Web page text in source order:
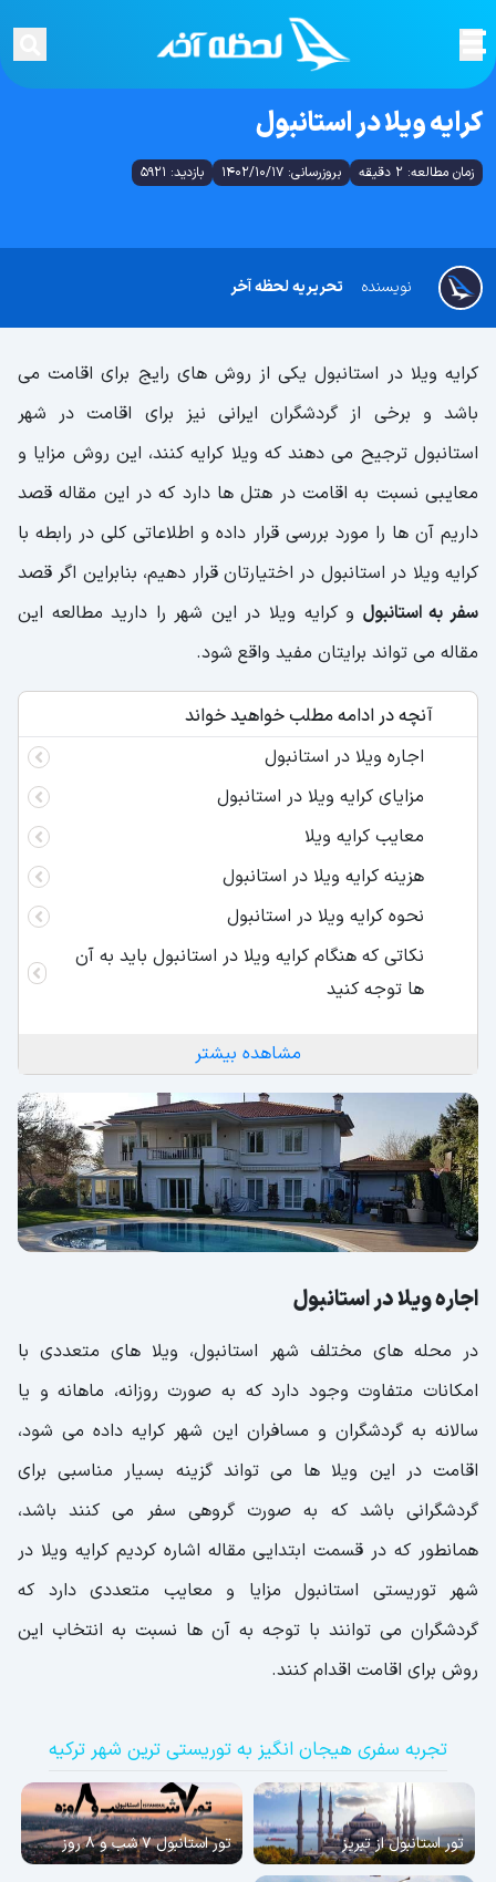
کرایه ویلا در استانبول
زمان مطالعه: 2 دقیقه بروزرسانی: 1402/10/17 بازدید: 5921
تحریریه لحظه آخر نویسنده
کرایه ویلا در استانبول یکی از روش های رایج برای اقامت می
باشد و برخی از گردشگران ایرانی نیز برای اقامت در شهر
استانبول ترجیح می دهند که ویلا کرایه کنند، این روش مزایا و
معایبی نسبت به اقامت در هتل ها دارد که در این مقاله قصد
داریم آن ها را مورد بررسی قرار داده و اطلاعاتی کلی در رابطه با
کرایه ویلا در استانبول در اختیارتان قرار دهیم، بنابراین اگر قصد
سفر به استانبول و کرایه ویلا در این شهر را دارید مطالعه این
مقاله می تواند برایتان مفید واقع شود.
آنچه در ادامه مطلب خواهید خواند
اجاره ویلا در استانبول
مزایای کرایه ویلا در استانبول
معایب کرایه ویلا
هزینه کرایه ویلا در استانبول
نحوه کرایه ویلا در استانبول
نکاتی که هنگام کرایه ویلا در استانبول باید به آن
ها توجه کنید
مشاهده بیشتر
اجاره ویلا در استانبول
در محله های مختلف شهر استانبول، ویلا های متعددی با
امکانات متفاوت وجود دارد که به صورت روزانه، ماهانه و یا
سالانه به گردشگران و مسافران این شهر کرایه داده می شود،
اقامت در این ویلا ها می تواند گزینه بسیار مناسبی برای
گردشگرانی باشد که به صورت گروهی سفر می کنند باشد،
همانطور که در قسمت ابتدایی مقاله اشاره کردیم کرایه ویلا در
شهر توریستی استانبول مزایا و معایب متعددی دارد که
گردشگران می توانند با توجه به آن ها نسبت به انتخاب این
روش برای اقامت اقدام کنند.
تجربه سفری هیجان انگیز به توریستی ترین شهر ترکیه
تور استانبول از تبریز تور استانبول 7 شب و 8 روز